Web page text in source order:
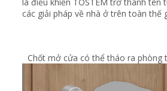
Chốt mở cửa có thể tháo ra phòng